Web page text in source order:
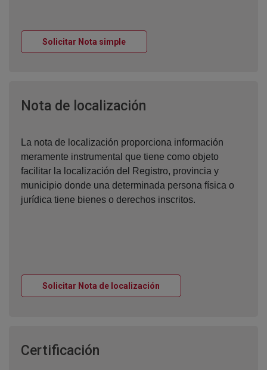
Solicitar Nota simpleVentana nueva
Nota de localización
La nota de localización proporciona información
meramente instrumental que tiene como objeto
facilitar la localización del Registro, provincia y
municipio donde una determinada persona física o
jurídica tiene bienes o derechos inscritos.
Solicitar Nota de localización
Certificación